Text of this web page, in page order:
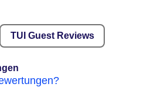
TUI Guest Reviews